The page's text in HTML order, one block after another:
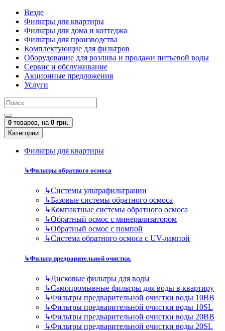
Везде
Фильтры для квартиры
Фильтры для дома и коттеджа
Фильтры для производства
Комплектующие для фильтров
Оборудование для розлива и продажи питьевой воды
Сервис и обслуживание
Акционные предложения
Услуги
0 товаров, на 0 грн.
Категории
Фильтры для квартиры
↳Фильтры обратного осмоса
↳Cистемы ультрафильтрации
↳Базовые системы обратного осмоса
↳Компактные системы обратного осмоса
↳Обратный осмос с минерализатором
↳Обратный осмос с помпой
↳Система обратного осмоса с UV-лампой
↳Фильтр предварительной очистки.
↳Дисковые фильтры для воды
↳Самопромывные фильтры для воды в квартиру
↳Фильтры предварительной очистки воды 10BB
↳Фильтры предварительной очистки воды 10SL
↳Фильтры предварительной очистки воды 20BB
↳Фильтры предварительной очистки воды 20SL